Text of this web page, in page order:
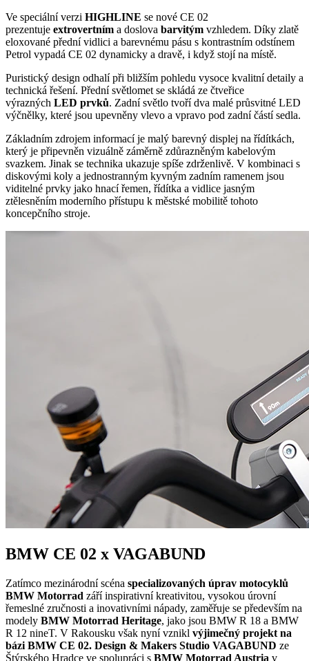
Ve speciální verzi HIGHLINE se nové CE 02
prezentuje extrovertním a doslova barvitým vzhledem. Díky zlatě
eloxované přední vidlici a barevnému pásu s kontrastním odstínem
Petrol vypadá CE 02 dynamicky a dravě, i když stojí na místě.
Puristický design odhalí při bližším pohledu vysoce kvalitní detaily a
technická řešení. Přední světlomet se skládá ze čtveřice
výrazných LED prvků. Zadní světlo tvoří dva malé průsvitné LED
výčnělky, které jsou upevněny vlevo a vpravo pod zadní částí sedla.
Základním zdrojem informací je malý barevný displej na řídítkách,
který je připevněn vizuálně záměrně zdůrazněným kabelovým
svazkem. Jinak se technika ukazuje spíše zdrženlivě. V kombinaci s
diskovými koly a jednostranným kyvným zadním ramenem jsou
viditelné prvky jako hnací řemen, řídítka a vidlice jasným
ztělesněním moderního přístupu k městské mobilitě tohoto
koncepčního stroje.
BMW CE 02 x VAGABUND
Zatímco mezinárodní scéna specializovaných úprav motocyklů
BMW Motorrad září inspirativní kreativitou, vysokou úrovní
řemeslné zručnosti a inovativními nápady, zaměřuje se především na
modely BMW Motorrad Heritage, jako jsou BMW R 18 a BMW
R 12 nineT. V Rakousku však nyní vznikl výjimečný projekt na
bázi BMW CE 02. Design & Makers Studio VAGABUND ze
Štýrského Hradce ve spolupráci s BMW Motorrad Austria v